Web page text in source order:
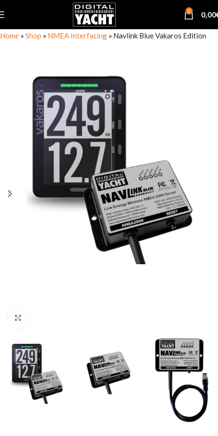
0 0,00
Home » Shop » NMEA Interfacing » Navlink Blue Vakaros Edition